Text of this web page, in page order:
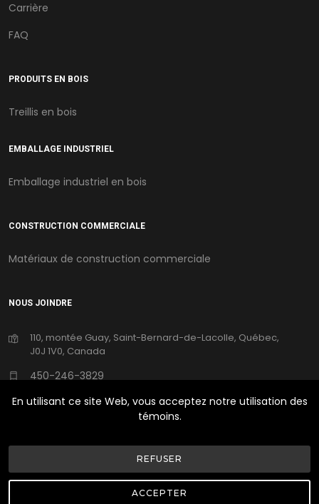
Carrière
FAQ
PRODUITS EN BOIS
Treillis en bois
EMBALLAGE INDUSTRIEL
Emballage industriel en bois
CONSTRUCTION COMMERCIALE
Matériaux de construction commerciale
NOUS JOINDRE
110, montée Guay, Saint-Bernard-de-Lacolle, Québec,
J0J 1V0, Canada
450-246-3829
250emplois@ufpi.com
©Copyright2026UFP Canada | Tous Droits Réservés |
Conception Web Delisoft
En utilisant ce site Web, vous acceptez notre utilisation des
témoins.
REFUSER
ACCEPTER